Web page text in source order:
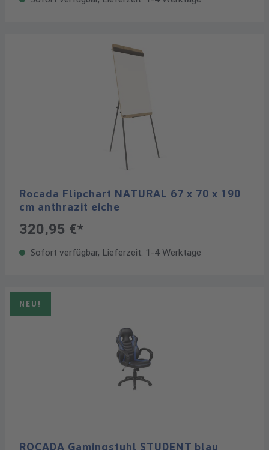
Rocada Flipchart NATURAL 67 x 70 x 190
cm anthrazit eiche
320,95 €*
Sofort verfügbar, Lieferzeit: 1-4 Werktage
NEU!
ROCADA Gamingstuhl STUDENT blau